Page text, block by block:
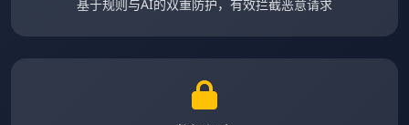
基于规则与AI的双重防护，有效拦截恶意请求